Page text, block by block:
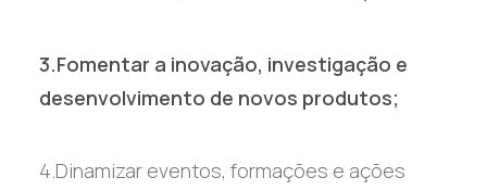
3.Fomentar a inovação, investigação e
desenvolvimento de novos produtos;
4.Dinamizar eventos, formações e ações